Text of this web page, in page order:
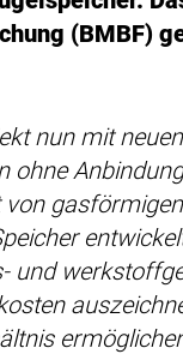
(BMBF)
nun mit
ohne
von
und